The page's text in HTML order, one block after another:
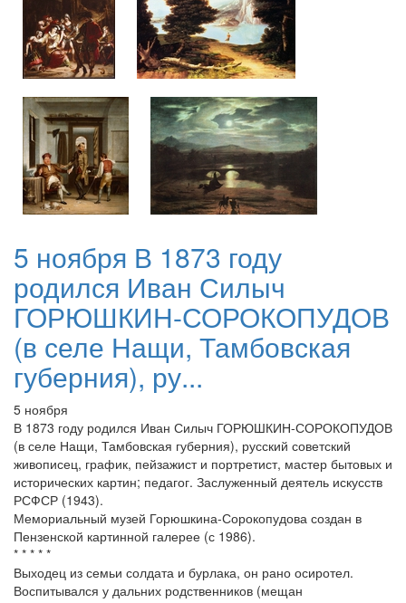
5 ноября В 1873 году
родился Иван Силыч
ГОРЮШКИН-СОРОКОПУДОВ
(в селе Нащи, Тамбовская
губерния), ру...
5 ноября
В 1873 году родился Иван Силыч ГОРЮШКИН-СОРОКОПУДОВ
(в селе Нащи, Тамбовская губерния), русский советский
живописец, график, пейзажист и портретист, мастер бытовых и
исторических картин; педагог. Заслуженный деятель искусств
РСФСР (1943).
Мемориальный музей Горюшкина-Сорокопудова создан в
Пензенской картинной галерее (с 1986).
* * * * *
Выходец из семьи солдата и бурлака, он рано осиротел.
Воспитывался у дальних родственников (мещан